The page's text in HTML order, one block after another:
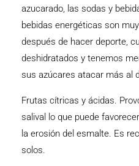
azucarado, las sodas y
bebidas energéticas son
después de hacer deporte,
deshidratados y tenemos
sus azúcares atacar más al
Frutas cítricas y ácidas.
salival lo que puede
la erosión del esmalte. Es
solos.